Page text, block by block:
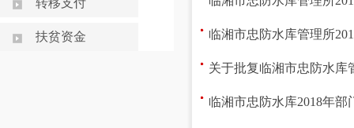
转移支付
扶贫资金 临湘市忠防水库管理所
关于批复临湘市忠防水库
临湘市忠防水库2018年部